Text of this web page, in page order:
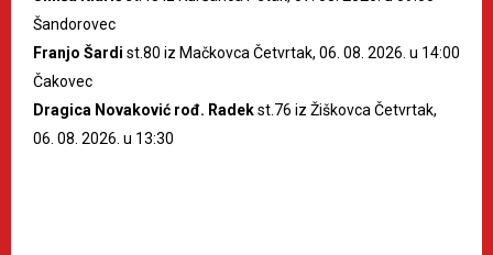
Šandorovec
Franjo Šardi st.80 iz Mačkovca Četvrtak, 06. 08. 2026. u 14:00
Čakovec
Dragica Novaković rođ. Radekst.76 iz Žiškovca Četvrtak,
06. 08. 2026. u 13:30